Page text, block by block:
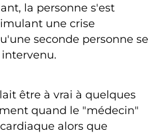
la personne s'est
une crise
seconde personne se
être à vrai à quelques
quand le "médecin"
alors que